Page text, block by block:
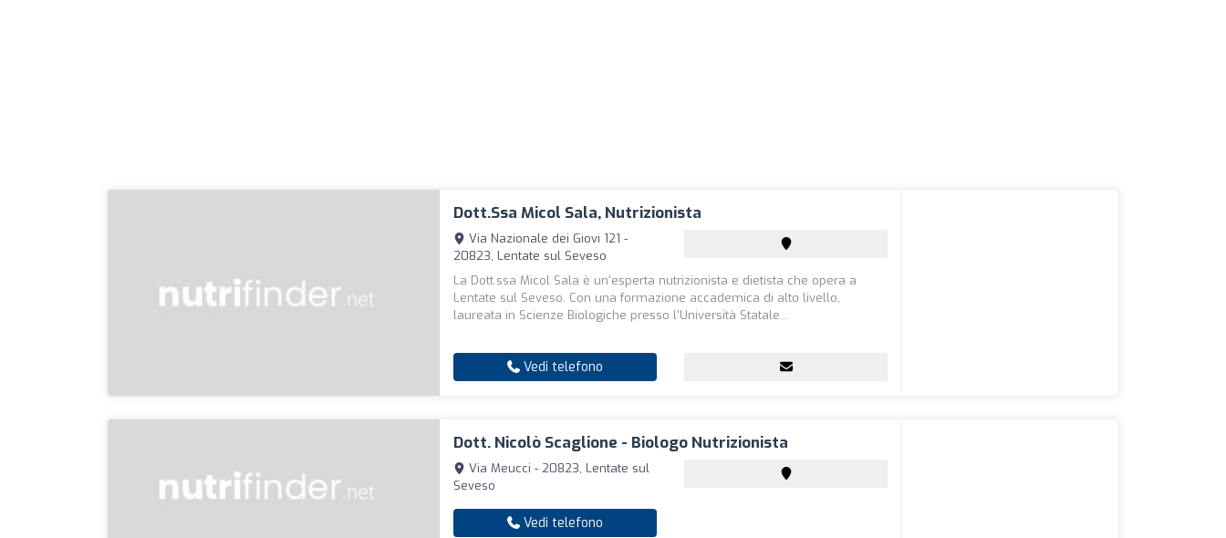
Dott.ssa Micol Sala, Nutrizionista
Via Nazionale dei Giovi 121 -
20823, Lentate sul Seveso
La Dott.ssa Micol Sala è un'esperta nutrizionista e dietista che opera a
Lentate sul Seveso. Con una formazione accademica di alto livello,
laureata in Scienze Biologiche presso l'Università Statale...
Vedi telefono
Dott. Nicolò Scaglione - Biologo Nutrizionista
Via Meucci - 20823, Lentate sul
Seveso
Vedi telefono